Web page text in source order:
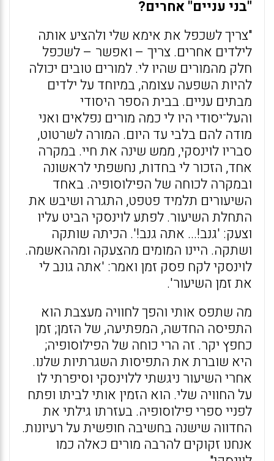
"בני עניים" אחרים?
"צריך לשכפל את אימא שלי ולהציע אותה
לילדים אחרים. צריך – ואפשר – לשכפל
חלק מהמורים שהיו לי. למורים טובים יכולה
להיות השפעה עצומה, במיוחד על ילדים
מבתים עניים. בבית הספר היסודי
והעל־יסודי היו לי כמה מורים נפלאים ואני
מודה להם בלבי עד היום. המורה לשרטוט,
סבריו לוינסקי, ממש שינה את חיי. במקרה
אחד, הזכור לי בחדות, נחשפתי לראשונה
ובמקרה לכוחה של הפילוסופיה. באחד
השיעורים תלמיד פטפט, התגרה ושיבש את
התחלת השיעור. לפתע לוינסקי הביט עליו
וצעק: 'גנב!... אתה גנב!'. הכיתה שותקה
ושתקה. היינו המומים מהצעקה ומההאשמה.
לוינסקי לקח פסק זמן ואמר: 'אתה גונב לי
את זמן השיעור'.
מה שתפס אותי והפך לחוויה מעצבת הוא
התפיסה החדשה, המפתיעה, של הזמן; זמן
כחפץ יקר. זה הרי כוחה של הפילוסופיה;
היא שוברת את התפיסות השגרתיות שלנו.
אחרי השיעור ניגשתי ללוינסקי וסיפרתי לו
על החוויה שלי. הוא הזמין אותי לביתו ופתח
לפניי ספרי פילוסופיה. בעזרתו גילתי את
החדווה שישנה בחשיבה חופשית על רעיונות.
אנחנו זקוקים להרבה מורים כאלה כמו